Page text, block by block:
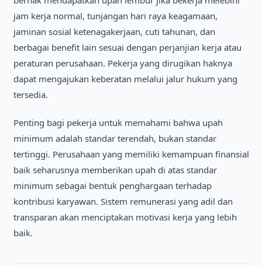
jam kerja normal, tunjangan hari raya keagamaan,
jaminan sosial ketenagakerjaan, cuti tahunan, dan
berbagai benefit lain sesuai dengan perjanjian kerja atau
peraturan perusahaan. Pekerja yang dirugikan haknya
dapat mengajukan keberatan melalui jalur hukum yang
tersedia.
Penting bagi pekerja untuk memahami bahwa upah
minimum adalah standar terendah, bukan standar
tertinggi. Perusahaan yang memiliki kemampuan finansial
baik seharusnya memberikan upah di atas standar
minimum sebagai bentuk penghargaan terhadap
kontribusi karyawan. Sistem remunerasi yang adil dan
transparan akan menciptakan motivasi kerja yang lebih
baik.